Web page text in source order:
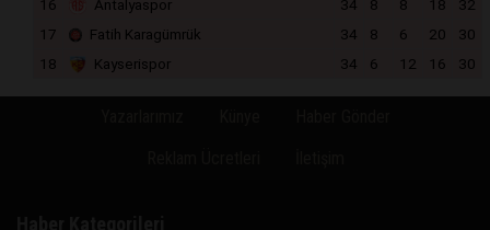
16
Antalyaspor 34 8 8 18
32
17
Fatih Karagümrük 34 8 6 20
30
18
Kayserispor 34 6 12 16 30